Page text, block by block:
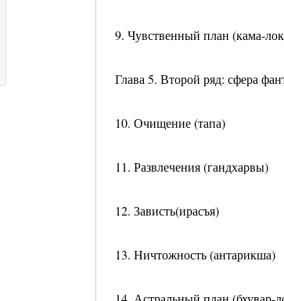
9. Чувственный план (кама-
Глава 5. Второй ряд: сфера
10. Очищение (тапа)
11. Развлечения (гандхарвы)
12. Зависть(ирасъя)
13. Ничтожность (антарикша)